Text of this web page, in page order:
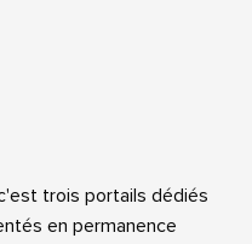
trois portails dédiés
en permanence